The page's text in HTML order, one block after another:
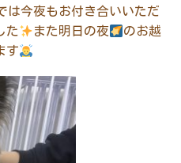
は今夜もお付き合いいただ
た
また明日の夜
のお越
す